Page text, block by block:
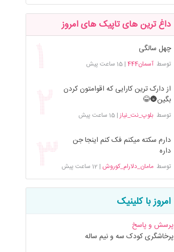
داغ ترین های تاپیک های امروز
چهل سالگی
توسطآسمان444 |15 ساعت پیش
از دارک ترین کارایی که اقوامتون کردن
بگین🌚😂
توسطبلوپ_نت_نیاز|15 ساعت پیش
دارم سکته میکنم فک کنم اینجا جن
داره
توسطمامان_دلارام_کوروش | 12 ساعت پیش
امروز با کلینیک
پرسش و پاسخ
پرخاشگری کودک سه و نیم ساله